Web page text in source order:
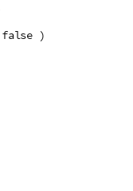
false )